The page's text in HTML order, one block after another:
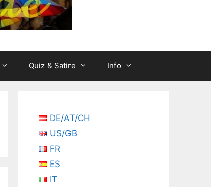
Quiz & Satire Info
DE/AT/CH
US/GB
FR
ES
IT